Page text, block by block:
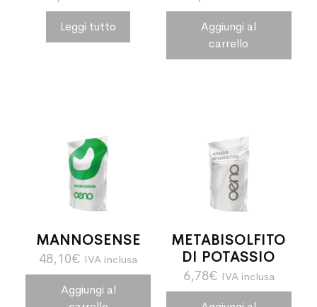
Leggi tutto
Aggiungi al
carrello
MANNOSENSE
48,10€ IVA inclusa
Aggiungi al
METABISOLFITO
DI POTASSIO
6,78€ IVA inclusa